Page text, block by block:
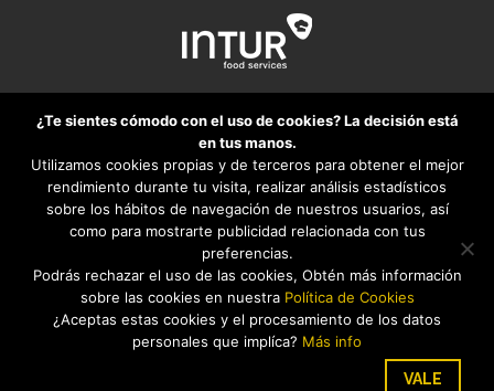
Aviso legal
Política de privacidad
Política de cookies
¿Te sientes cómodo con el uso de cookies? La decisión está
en tus manos.
Utilizamos cookies propias y de terceros para obtener el mejor
rendimiento durante tu visita, realizar análisis estadísticos
sobre los hábitos de navegación de nuestros usuarios, así
como para mostrarte publicidad relacionada con tus
preferencias.
Podrás rechazar el uso de las cookies, Obtén más información
sobre las cookies en nuestra Política de Cookies
¿Aceptas estas cookies y el procesamiento de los datos
personales que implíca? Más info
VALE